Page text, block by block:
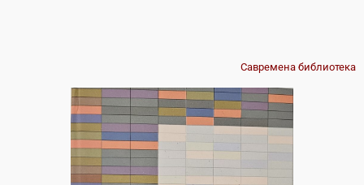
Савремена библиотека